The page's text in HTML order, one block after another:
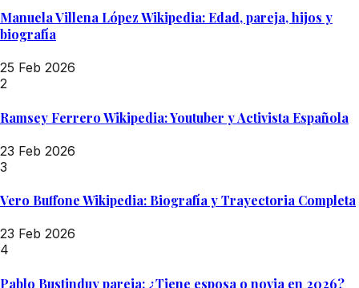
Manuela Villena López Wikipedia: Edad, pareja, hijos y
biografía
25 Feb 2026
2
Ramsey Ferrero Wikipedia: Youtuber y Activista Española
23 Feb 2026
3
Vero Buffone Wikipedia: Biografía y Trayectoria Completa
23 Feb 2026
4
Pablo Bustinduy pareja: ¿Tiene esposa o novia en 2026?